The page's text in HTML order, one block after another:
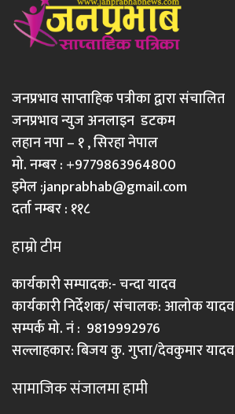
जनप्रभाव साप्ताहिक पत्रीका द्वारा संचालित
जनप्रभाव न्युज अनलाइन डटकम
लहान नपा – १ , सिरहा नेपाल
मो. नम्बर : +9779863964800
इमेल :janprabhab@gmail.com
दर्ता नम्बर : ११८
हाम्रो टीम
कार्यकारी सम्पादक:- चन्दा यादव
कार्यकारी निर्देशक/ संचालक: आलोक यादव
सम्पर्क मो. नं : 9819992976
सल्लाहकार: बिजय कु. गुप्ता/देवकुमार यादव
सामाजिक संजालमा हामी